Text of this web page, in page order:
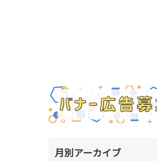
月別アーカイブ